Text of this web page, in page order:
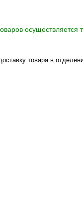
осуществляется
товара в